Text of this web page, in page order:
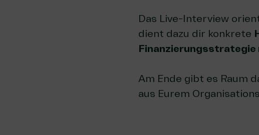
Das Live-Interview
dient dazu dir konkrete
Finanzierungsstrategie
Am Ende gibt es Raum
aus Eurem